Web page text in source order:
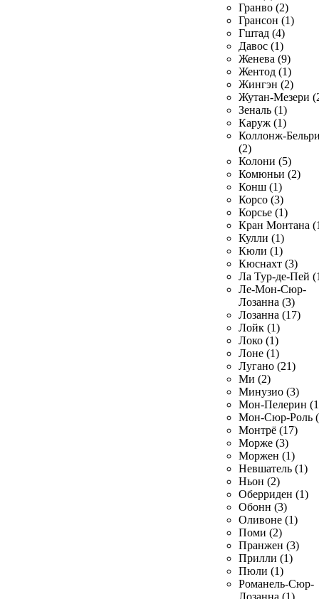
Гранво (2)
Грансон (1)
Гштад (4)
Давос (1)
Женева (9)
Жентод (1)
Жингэн (2)
Жутан-Мезери
Зеналь (1)
Каруж (1)
Коллонж-
(2)
Колони (5)
Комюньи (2)
Конш (1)
Корсо (3)
Корсье (1)
Кран Монтана
Кулли (1)
Кюли (1)
Кюснахт (3)
Ла Тур-де-Пей
Ле-Мон-Сюр-
Лозанна (3)
Лозанна (17)
Лойк (1)
Локо (1)
Лоне (1)
Лугано (21)
Ми (2)
Минузио (3)
Мон-Пелерин
Мон-Сюр-Роль
Монтрё (17)
Морже (3)
Моржен (1)
Невшатель (1)
Ньон (2)
Оберриден (1)
Обонн (3)
Оливоне (1)
Поми (2)
Пранжен (3)
Прилли (1)
Пюли (1)
Романель-Сюр-
Лозанна (1)